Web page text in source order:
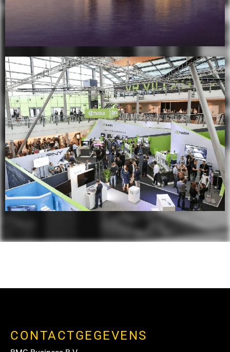
CONTACTGEGEVENS